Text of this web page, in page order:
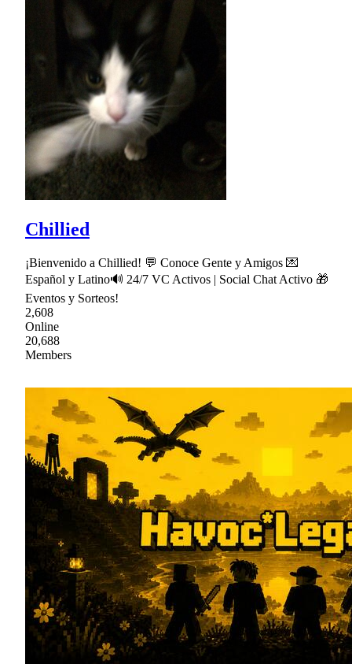
Chillied
¡Bienvenido a Chillied! 💬 Conoce Gente y Amigos 💌
Español y Latino🔊 24/7 VC Activos | Social Chat Activo 🎁
Eventos y Sorteos!
2,608
Online
20,688
Members